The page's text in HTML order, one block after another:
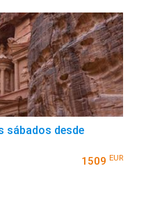
sábados desde
1509 EUR